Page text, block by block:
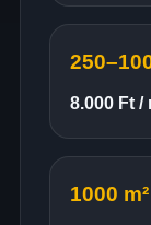
8.000 Ft /
1000